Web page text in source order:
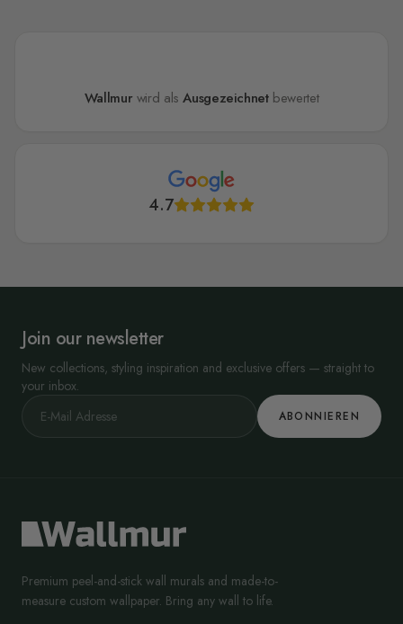
Wallmur wird alsAusgezeichnetbewertet
4.7
Join our newsletter
New collections, styling inspiration and exclusive offers — straight to
your inbox.
ABONNIEREN
Premium peel-and-stick wall murals and made-to-
measure custom wallpaper. Bring any wall to life.